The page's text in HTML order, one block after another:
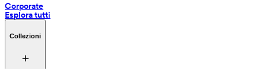
Corporate
Esplora tutti
Collezioni